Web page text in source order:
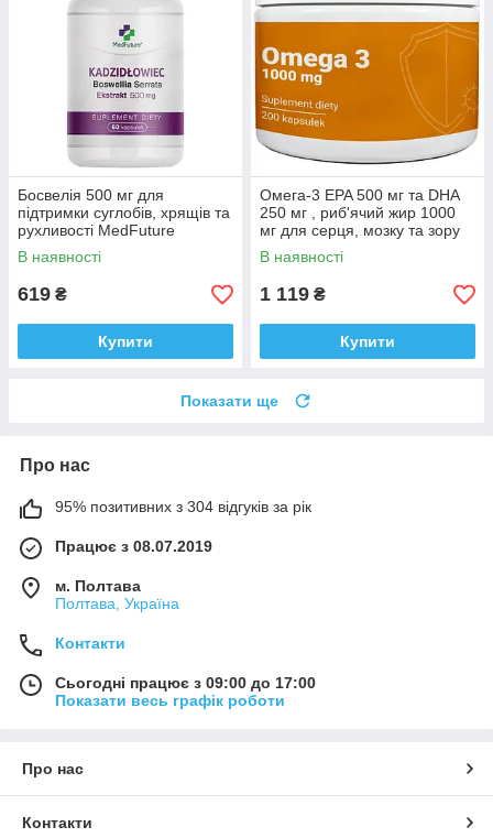
Босвелія 500 мг для
підтримки суглобів, хрящів та
рухливості MedFuture
Boswellia serrata 60 капсул
Доставка з ЄС
В наявності
619 ₴
Купити
Омега-3 EPA 500 мг та DHA
250 мг , риб'ячий жир 1000
мг для серця, мозку та зору
Medfuture Omega 3 1000mg
200 капсул Доставка з ЄС
В наявності
1 119 ₴
Купити
Показати ще
Про нас
95% позитивних з 304 відгуків за рік
Працює з 08.07.2019
м. Полтава
Полтава, Україна
Контакти
Сьогодні працює з 09:00 до 17:00
Показати весь графік роботи
Про нас
Контакти